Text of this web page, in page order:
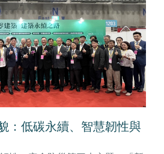
：低碳永續、智慧韌性與